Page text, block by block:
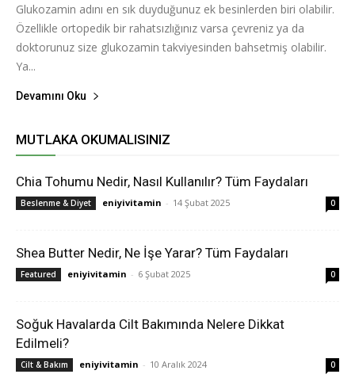
Glukozamin adını en sık duyduğunuz ek besinlerden biri olabilir.
Özellikle ortopedik bir rahatsızlığınız varsa çevreniz ya da
doktorunuz size glukozamin takviyesinden bahsetmiş olabilir.
Ya...
Devamını Oku
MUTLAKA OKUMALISINIZ
Chia Tohumu Nedir, Nasıl Kullanılır? Tüm Faydaları
Beslenme & Diyet eniyivitamin - 14 Şubat 2025 0
Shea Butter Nedir, Ne İşe Yarar? Tüm Faydaları
Featured eniyivitamin - 6 Şubat 2025 0
Soğuk Havalarda Cilt Bakımında Nelere Dikkat
Edilmeli?
Cilt & Bakım eniyivitamin - 10 Aralık 2024 0